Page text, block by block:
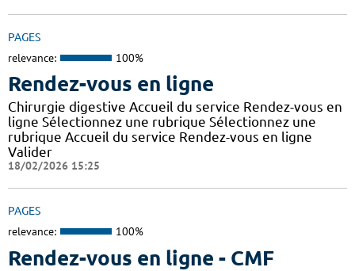
PAGES
relevance: 100%
Rendez-vous en ligne
Chirurgie digestive Accueil du service Rendez-vous en
ligne Sélectionnez une rubrique Sélectionnez une
rubrique Accueil du service Rendez-vous en ligne
Valider
18/02/2026 15:25
PAGES
relevance: 100%
Rendez-vous en ligne - CMF